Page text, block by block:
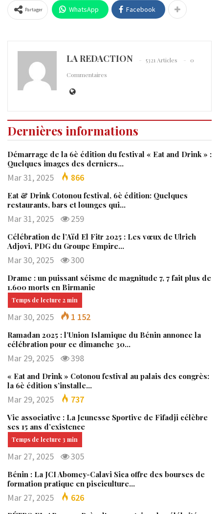
Partager WhatsApp Facebook
LA REDACTION 5321 Articles
0
Commentaires
Dernières informations
Démarrage de la 6è édition du festival « Eat and Drink » :
Quelques images des derniers…
Mar 31, 2025 866
Eat & Drink Cotonou festival, 6è édition: Quelques
restaurants, bars et lounges qui…
Mar 31, 2025 259
Célébration de l’Aïd El Fitr 2025 : Les vœux de Ulrich
Adjovi, PDG du Groupe Empire…
Mar 30, 2025 300
Drame : un puissant séisme de magnitude 7, 7 fait plus de
1.600 morts en Birmanie
Mar 30, 2025 1 152
Ramadan 2025 : l’Union Islamique du Bénin annonce la
célébration pour ce dimanche 30…
Mar 29, 2025 398
« Eat and Drink » Cotonou festival au palais des congrès:
la 6è édition s’installe…
Mar 29, 2025 737
Vie associative : La Jeunesse Sportive de Fifadji célèbre
ses 15 ans d’existence
Mar 27, 2025 305
Bénin : La JCI Abomey-Calavi Sica offre des bourses de
formation pratique en pisciculture…
Mar 27, 2025 626